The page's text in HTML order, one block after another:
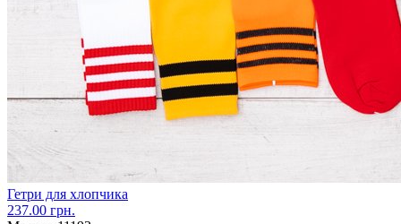
Гетри для хлопчика
237.00 грн.